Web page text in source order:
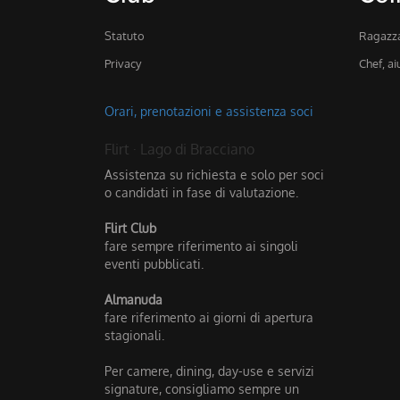
Statuto
Privacy
Orari, prenotazioni e assistenza soci
Flirt · Lago di Bracciano
Assistenza su richiesta e solo per soci
o candidati in fase di valutazione.
Flirt Club
fare sempre riferimento ai singoli
eventi pubblicati.
Almanuda
fare riferimento ai giorni di apertura
stagionali.
Per camere, dining, day-use e servizi
signature, consigliamo sempre un
Chef,